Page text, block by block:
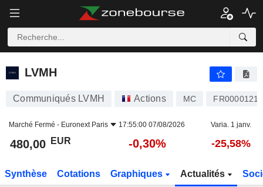
LVMH
LVMH
Communiqués LVMH Actions MC
Marché Fermé - Euronext Paris 17:55:00 07/08/2026 Varia. 1 janv.
480,00 EUR -0,30% -25,58%
Synthèse Cotations Graphiques Actualités